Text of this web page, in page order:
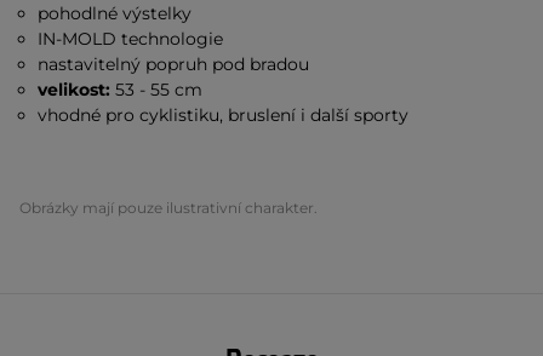
pohodlné výstelky
IN-MOLD technologie
nastavitelný popruh pod bradou
velikost:53 - 55 cm
vhodné pro cyklistiku, bruslení i další sporty
Obrázky mají pouze ilustrativní charakter.